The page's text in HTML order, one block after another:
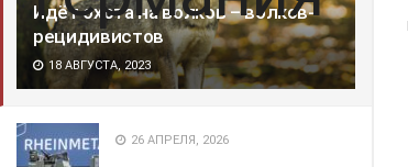
Идёт охота на волков – волков-
рецидивистов
18 АВГУСТА, 2023
26 АПРЕЛЯ, 2026